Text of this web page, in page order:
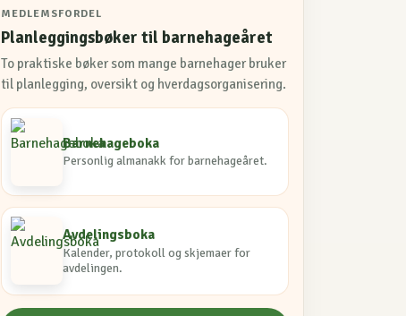
MEDLEMSFORDEL
Planleggingsbøker til barnehageåret
To praktiske bøker som mange barnehager bruker
til planlegging, oversikt og hverdagsorganisering.
Barnehageboka
Personlig almanakk for barnehageåret.
Avdelingsboka
Kalender, protokoll og skjemaer for
avdelingen.